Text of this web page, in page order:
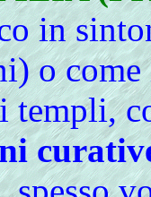
in
o
templi,